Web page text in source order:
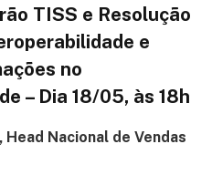
TISS e Resolução
e
no
– Dia 18/05, às 18h
Nacional de Vendas